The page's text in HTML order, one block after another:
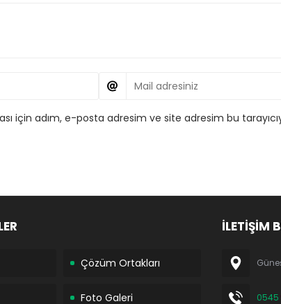
için adım, e-posta adresim ve site adresim bu
Çözüm Ortakları
Foto Galeri
İLETİŞİM
0545